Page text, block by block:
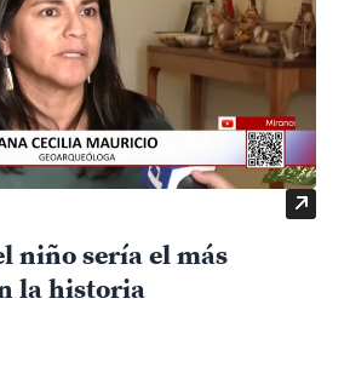
niño sería el más
la historia